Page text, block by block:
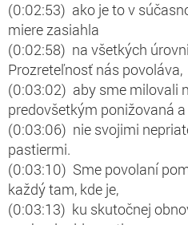
(0:02:53) ako je to v
miere zasiahla
(0:02:58) na všetkých
Prozreteľnosť nás povoláva,
(0:03:02) aby sme milovali
predovšetkým ponižovaná
(0:03:06) nie svojimi
pastiermi.
(0:03:10) Sme povolaní
každý tam, kde je,
(0:03:13) ku skutočnej